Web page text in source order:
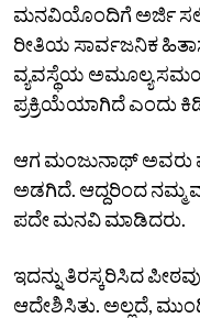
ಮನವಿಯೊಂದಿಗೆ ಅರ್ಜಿ
ರೀತಿಯ ಸಾರ್ವಜನಿಕ
ವ್ಯವಸ್ಥೆಯ ಅಮೂಲ್ಯ
ಪ್ರಕ್ರಿಯೆಯಾಗಿದೆ ಎಂದು
ಆಗ ಮಂಜುನಾಥ್‌ ಅವರು
ಅಡಗಿದೆ. ಆದ್ದರಿಂದ ನಮ್ಮ
ಪದೇ ಮನವಿ ಮಾಡಿದರು.
ಇದನ್ನು ತಿರಸ್ಕರಿಸಿದ
ಆದೇಶಿಸಿತು. ಅಲ್ಲದೆ,